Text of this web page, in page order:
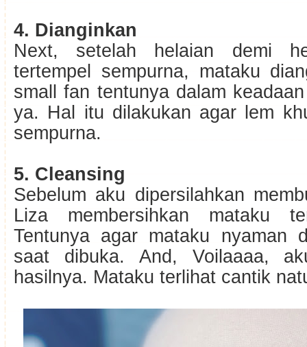
4. Dianginkan
Next, setelah helaian demi
tertempel sempurna, mataku
small fan tentunya dalam
ya. Hal itu dilakukan agar lem
sempurna.
5. Cleansing
Sebelum aku dipersilahkan
Liza membersihkan mataku
Tentunya agar mataku nyaman
saat dibuka. And, Voilaaaa,
hasilnya. Mataku terlihat cantik